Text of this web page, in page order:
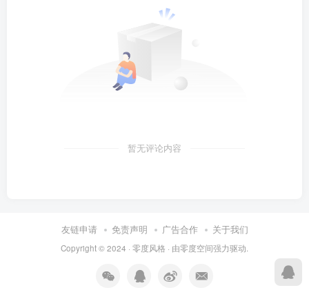
暂无评论内容
友链申请 免责声明 广告合作 关于我们
Copyright © 2024 · 零度风格 · 由零度空间强力驱动.